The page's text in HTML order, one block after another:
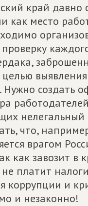
край давно
как место
целью
Нужно создать
нелегальный
что,
врагом
как завозит в
платит
коррупции и
и незаконно!